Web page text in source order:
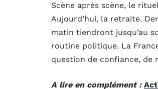
Scène après scène, le
Aujourd’hui, la retraite.
matin tiendront jusqu’au
routine politique. La
question de confiance, de
A lire en complément :